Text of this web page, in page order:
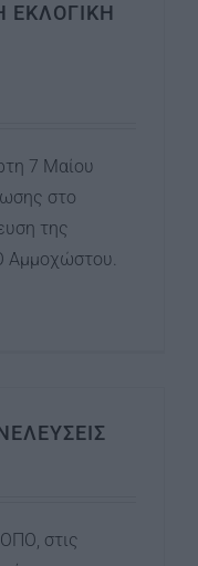
7 Μαίου
στο
της
Αμμοχώστου.
στις